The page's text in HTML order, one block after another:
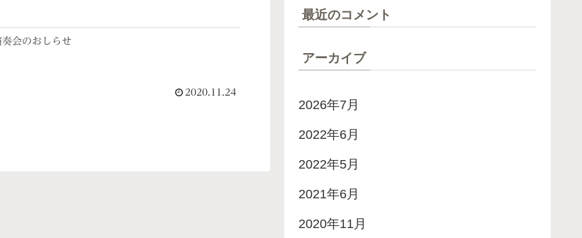
会のおしらせ
2020.11.24
最近のコメント
アーカイブ
2026年7月
2022年6月
2022年5月
2021年6月
2020年11月